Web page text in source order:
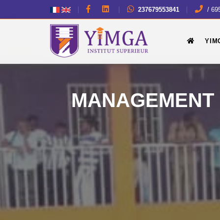
237679553841 /